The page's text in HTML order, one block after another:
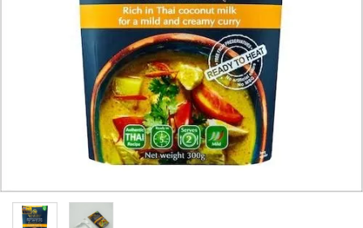
新商品
特集
セール
アイテムから探す